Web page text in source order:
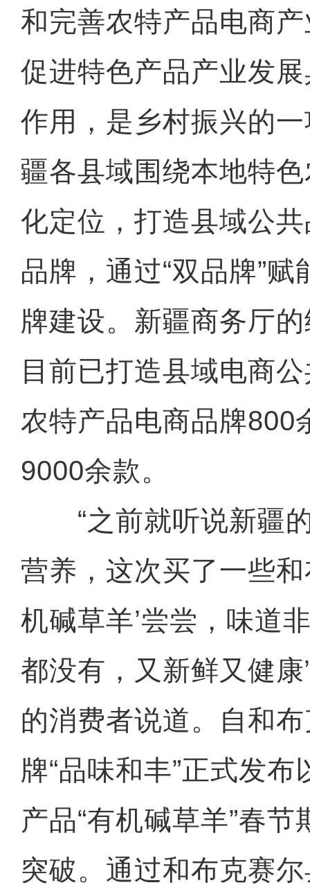
和完善农特产品电商
促进特色产品产业发
作用，是乡村振兴的
疆各县域围绕本地特
化定位，打造县域公
品牌，通过“双品牌”
牌建设。新疆商务厅
目前已打造县域电商
农特产品电商品牌800
9000余款。
“之前就听说新疆的
营养，这次买了一些
机碱草羊’尝尝，味道
都没有，又新鲜又健
的消费者说道。自和
牌“品味和丰”正式发
产品“有机碱草羊”春
突破。通过和布克赛